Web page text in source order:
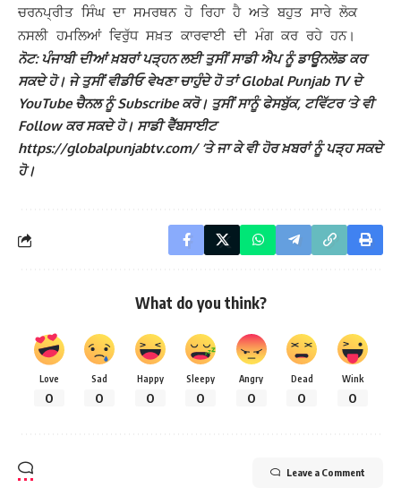
ਚਰਨਪ੍ਰੀਤ ਸਿੰਘ ਦਾ ਸਮਰਥਨ ਹੋ ਰਿਹਾ ਹੈ ਅਤੇ ਬਹੁਤ ਸਾਰੇ ਲੋਕ
ਨਸਲੀ ਹਮਲਿਆਂ ਵਿਰੁੱਧ ਸਖ਼ਤ ਕਾਰਵਾਈ ਦੀ ਮੰਗ ਕਰ ਰਹੇ ਹਨ।
ਨੋਟ: ਪੰਜਾਬੀ ਦੀਆਂ ਖ਼ਬਰਾਂ ਪੜ੍ਹਨ ਲਈ ਤੁਸੀਂ ਸਾਡੀ ਐਪ ਨੂੰ ਡਾਊਨਲੋਡ ਕਰ
ਸਕਦੇ ਹੋ। ਜੇ ਤੁਸੀਂ ਵੀਡੀਓ ਵੇਖਣਾ ਚਾਹੁੰਦੇ ਹੋ ਤਾਂ Global Punjab TV ਦੇ
YouTube ਚੈਨਲ ਨੂੰ Subscribe ਕਰੋ। ਤੁਸੀਂ ਸਾਨੂੰ ਫੇਸਬੁੱਕ, ਟਵਿੱਟਰ ‘ਤੇ ਵੀ
Follow ਕਰ ਸਕਦੇ ਹੋ। ਸਾਡੀ ਵੈੱਬਸਾਈਟ
https://globalpunjabtv.com/ ‘ਤੇ ਜਾ ਕੇ ਵੀ ਹੋਰ ਖ਼ਬਰਾਂ ਨੂੰ ਪੜ੍ਹ ਸਕਦੇ
ਹੋ।
What do you think?
Love
0
Sad
0
Happy
0
Sleepy
0
Angry
0
Dead
0
Wink
0
Leave a Comment